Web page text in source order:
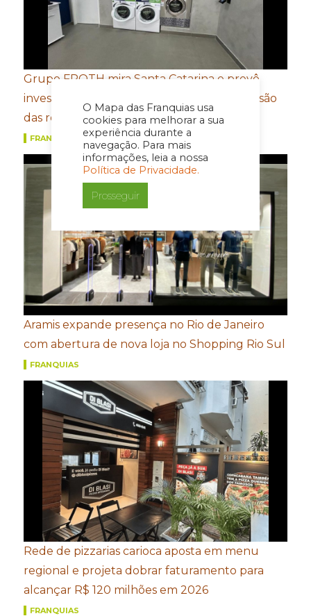
O Mapa das Franquias usa
cookies para melhorar a sua
experiência durante a
navegação. Para mais
informações, leia a nossa
Política de Privacidade.
Prosseguir
Grupo FROTH mira Santa Catarina e prevê
investimento de R$ 5,5 milhões com expansão
das redes 5àsec e LavPop
FRANQUIAS
Aramis expande presença no Rio de Janeiro
com abertura de nova loja no Shopping Rio Sul
FRANQUIAS
Rede de pizzarias carioca aposta em menu
regional e projeta dobrar faturamento para
alcançar R$ 120 milhões em 2026
FRANQUIAS